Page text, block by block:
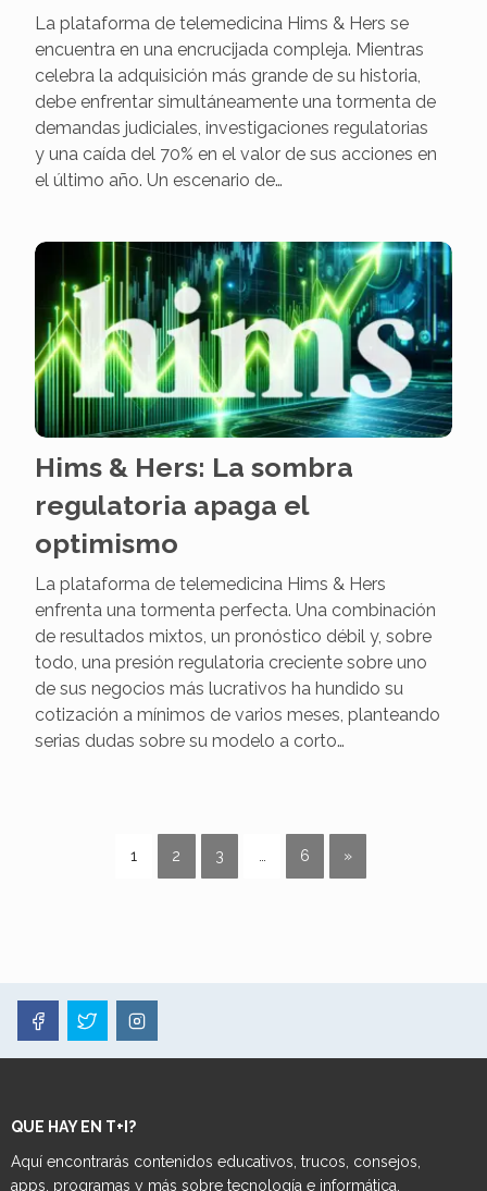
La plataforma de telemedicina Hims & Hers se
encuentra en una encrucijada compleja. Mientras
celebra la adquisición más grande de su historia,
debe enfrentar simultáneamente una tormenta de
demandas judiciales, investigaciones regulatorias
y una caída del 70% en el valor de sus acciones en
el último año. Un escenario de…
Hims & Hers: La sombra
regulatoria apaga el
optimismo
La plataforma de telemedicina Hims & Hers
enfrenta una tormenta perfecta. Una combinación
de resultados mixtos, un pronóstico débil y, sobre
todo, una presión regulatoria creciente sobre uno
de sus negocios más lucrativos ha hundido su
cotización a mínimos de varios meses, planteando
serias dudas sobre su modelo a corto…
1 2 3 6 »
QUE HAY EN T+I?
Aquí encontrarás contenidos educativos, trucos, consejos,
apps, programas y más sobre tecnología e informática.